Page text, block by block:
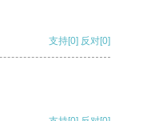
支持[0] 反对[0]